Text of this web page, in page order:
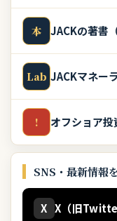
本 JACKの著書
Lab JACKマネー
! オフショア
SNS・最新情報
X X（旧